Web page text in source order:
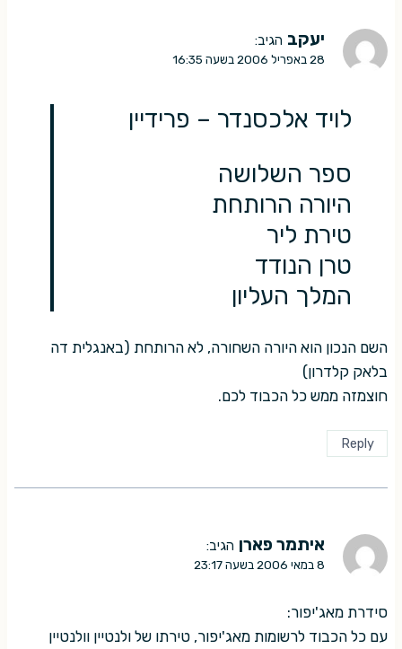
יעקב הגיב:
28 באפריל 2006 בשעה 16:35
לויד אלכסנדר – פרידיין
ספר השלושה
היורה הרותחת
טירת ליר
טרן הנודד
המלך העליון
השם הנכון הוא היורה השחורה, לא הרותחת (באנגלית דה
בלאק קלדרון)
חוצמזה ממש כל הכבוד לכם.
Reply
איתמר פארן הגיב:
8 במאי 2006 בשעה 23:17
סידרת מאג'יפור:
עם כל הכבוד לרשומות מאג'יפור, טירתו של ולנטיין וולנטיין